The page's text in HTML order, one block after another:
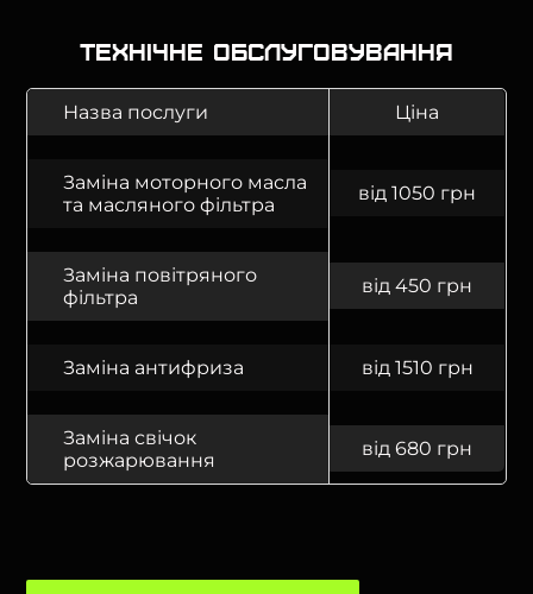
Технічне обслуговування
Назва послуги Ціна
Заміна моторного масла
та масляного фільтра
від 1050 грн
Заміна повітряного
фільтра
від 450 грн
Заміна антифриза від 1510 грн
Заміна свічок
розжарювання
від 680 грн